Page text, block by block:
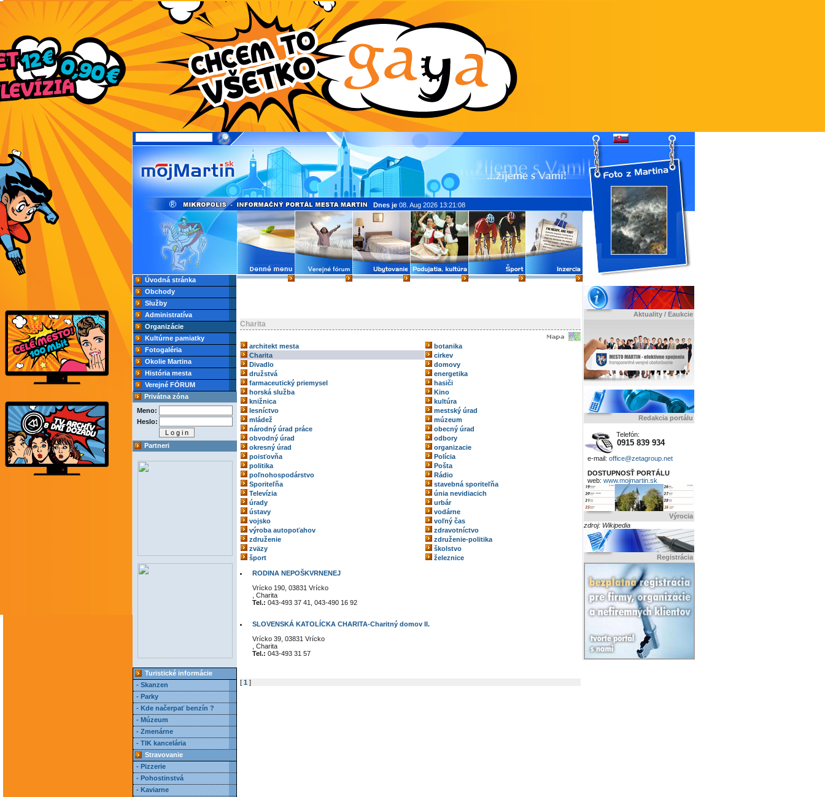
Úvodná stránka
Obchody
Služby
Administratíva
Organizácie
Kultúrne pamiatky
Fotogaléria
Okolie Martina
História mesta
Verejné FÓRUM
Privátna zóna
Meno:
Heslo:
Partneri
Turistické informácie
- Skanzen
- Parky
- Kde načerpať benzín ?
- Múzeum
- Zmenárne
- TIK kancelária
Stravovanie
- Pizzerie
- Pohostinstvá
- Kaviarne
Aktuality / Eaukcie
Redakcia portálu
Telefón:
0915 839 934
e-mail: office@zetagroup.net
DOSTUPNOSŤ PORTÁLU
web: www.mojmartin.sk
Výrocia
zdroj: Wikipedia
Registrácia
Dnes je 08. Aug 2026 13:21:08
Charita
architekt mesta
botanika
Charita
cirkev
Divadlo
domovy
družstvá
energetika
farmaceutický priemysel
hasiči
horská služba
Kino
knižnica
kultúra
lesníctvo
mestský úrad
mládež
múzeum
národný úrad práce
obecný úrad
obvodný úrad
odbory
okresný úrad
organizacie
poisťovňa
Polícia
politika
Pošta
poľnohospodárstvo
Rádio
Sporiteľňa
stavebná sporiteľňa
Televízia
únia nevidiacich
úrady
urbár
ústavy
vodárne
vojsko
voľný čas
výroba autopoťahov
zdravotníctvo
združenie
združenie-politika
zväzy
školstvo
šport
železnice
RODINA NEPOŠKVRNENEJ
Vrícko 190, 03831 Vrícko
, Charita
Tel.: 043-493 37 41, 043-490 16 92
SLOVENSKÁ KATOLÍCKA CHARITA-Charitný domov II.
Vrícko 39, 03831 Vrícko
, Charita
Tel.: 043-493 31 57
[ 1 ]